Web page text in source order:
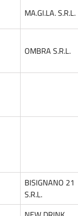
MA.GI.LA. S.R.L.
OMBRA S.R.L.
BISIGNANO 21
S.R.L.